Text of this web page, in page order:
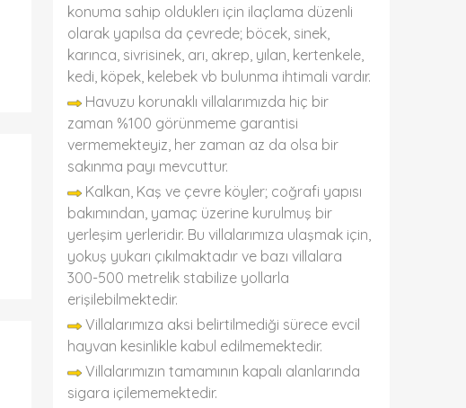
konuma sahip olduklerı için ilaçlama düzenli
olarak yapılsa da çevrede; böcek, sinek,
karınca, sivrisinek, arı, akrep, yılan, kertenkele,
kedi, köpek, kelebek vb bulunma ihtimali vardır.
Havuzu korunaklı villalarımızda hiç bir
zaman %100 görünmeme garantisi
vermemekteyiz, her zaman az da olsa bir
sakınma payı mevcuttur.
Kalkan, Kaş ve çevre köyler; coğrafi yapısı
bakımından, yamaç üzerine kurulmuş bir
yerleşim yerleridir. Bu villalarımıza ulaşmak için,
yokuş yukarı çıkılmaktadır ve bazı villalara
300-500 metrelik stabilize yollarla
erişilebilmektedir.
Villalarımıza aksi belirtilmediği sürece evcil
hayvan kesinlikle kabul edilmemektedir.
Villalarımızın tamamının kapalı alanlarında
sigara içilememektedir.